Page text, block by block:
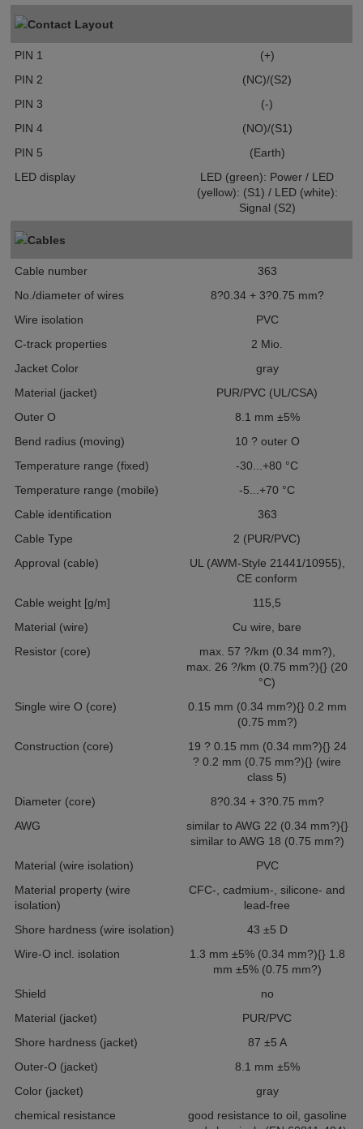
Contact Layout
PIN 1
(+)
PIN 2
(NC)/(S2)
PIN 3
(-)
PIN 4
(NO)/(S1)
PIN 5
(Earth)
LED display
LED (green): Power / LED
(yellow): (S1) / LED (white):
Signal (S2)
Cables
Cable number
363
No./diameter of wires
8?0.34 + 3?0.75 mm?
Wire isolation
PVC
C-track properties
2 Mio.
Jacket Color
gray
Material (jacket)
PUR/PVC (UL/CSA)
Outer O
8.1 mm ±5%
Bend radius (moving)
10 ? outer O
Temperature range (fixed)
-30...+80 °C
Temperature range (mobile)
-5...+70 °C
Cable identification
363
Cable Type
2 (PUR/PVC)
Approval (cable)
UL (AWM-Style 21441/10955),
CE conform
Cable weight [g/m]
115,5
Material (wire)
Cu wire, bare
Resistor (core)
max. 57 ?/km (0.34 mm?),
max. 26 ?/km (0.75 mm?){} (20
°C)
Single wire O (core)
0.15 mm (0.34 mm?){} 0.2 mm
(0.75 mm?)
Construction (core)
19 ? 0.15 mm (0.34 mm?){} 24
? 0.2 mm (0.75 mm?){} (wire
class 5)
Diameter (core)
8?0.34 + 3?0.75 mm?
AWG
similar to AWG 22 (0.34 mm?){}
similar to AWG 18 (0.75 mm?)
Material (wire isolation)
PVC
Material property (wire
isolation)
CFC-, cadmium-, silicone- and
lead-free
Shore hardness (wire isolation)
43 ±5 D
Wire-O incl. isolation
1.3 mm ±5% (0.34 mm?){} 1.8
mm ±5% (0.75 mm?)
Shield
no
Material (jacket)
PUR/PVC
Shore hardness (jacket)
87 ±5 A
Outer-O (jacket)
8.1 mm ±5%
Color (jacket)
gray
chemical resistance
good resistance to oil, gasoline